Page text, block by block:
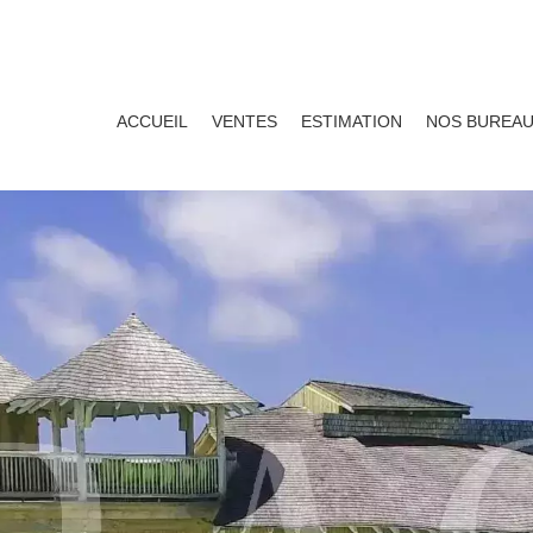
ACCUEIL VENTES ESTIMATION NOS